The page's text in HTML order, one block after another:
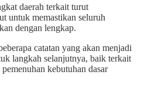
daerah terkait turut
untuk memastikan seluruh
dengan lengkap.
catatan yang akan menjadi
langkah selanjutnya, baik terkait
kebutuhan dasar